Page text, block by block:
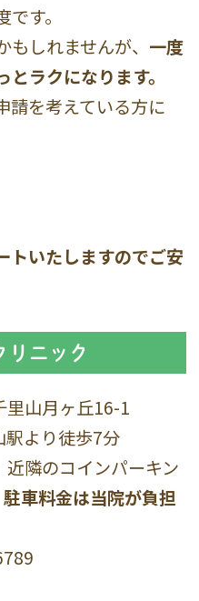
です。
しれませんが、 一度
ラクになります。
請を考えている方に
トいたしますのでご安
リニック
里山月ヶ丘16-1
駅より徒歩7分
近隣のコインパーキン
駐車料金は当院が負担